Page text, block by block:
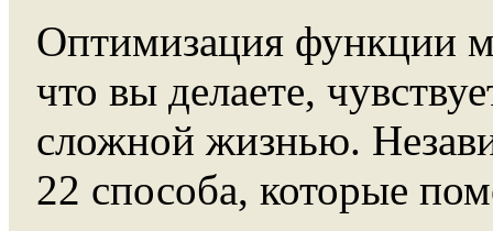
Оптимизация функции
что вы делаете,
сложной жизнью.
22 способа, которые